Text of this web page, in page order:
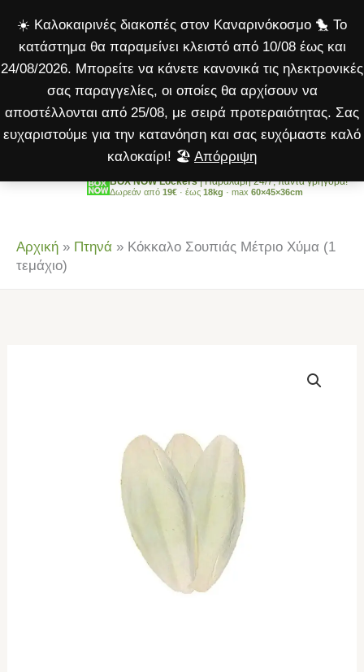
☀️ Καλοκαιρινές διακοπές στον Καναρινόκοσμο 🐤 Το
κατάστημα θα παραμείνει κλειστό από 10/08 έως και
24/08/2026. Μπορείτε να κάνετε κανονικά τις ηλεκτρονικές
σας παραγγελίες, οι οποίες θα αρχίσουν να
αποστέλλονται από 25/08, με σειρά προτεραιότητας. Σας
ευχαριστούμε για την κατανόηση και σας ευχόμαστε καλό
καλοκαίρι! 🏖️ Απόρριψη
στο
περιεχόμενο
BOX NOW Lockers| Παραλαβή 24/7, πάντα γρήγορα!
Δωρεάν από 19€ · έως 18kg · max 60×45×36cm
Αρχική » Πτηνά » Κόκκαλο Σουπιάς Μέτριο Χύμα (1
τεμάχιο)
Χύμα
(1
τεμάχιο)
ποσότητα